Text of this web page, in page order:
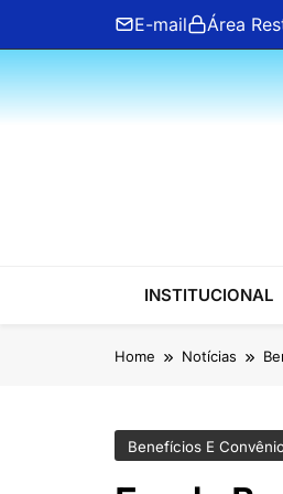
content
E-mail Área
ANFIP
INSTITUCIONAL
Home Notícias
Benefícios E